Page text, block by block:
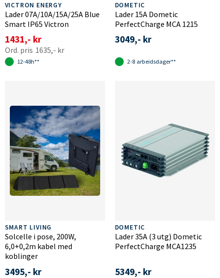
VICTRON ENERGY
Lader 07A/10A/15A/25A Blue
Smart IP65 Victron
1431,- kr
1635,- kr
12-48h**
DOMETIC
Lader 15A Dometic
PerfectCharge MCA 1215
3049,- kr
2-8 arbeidsdager**
SMART LIVING
Solcelle i pose, 200W,
6,0+0,2m kabel med
koblinger
3495,- kr
DOMETIC
Lader 35A (3 utg) Dometic
PerfectCharge MCA1235
5349,- kr